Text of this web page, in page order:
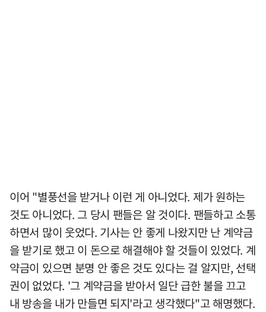
이어 "별풍선을 받거나 이런 게 아니었다. 제가 원하는
것도 아니었다. 그 당시 팬들은 알 것이다. 팬들하고 소통
하면서 많이 웃었다. 기사는 안 좋게 나왔지만 난 계약금
을 받기로 했고 이 돈으로 해결해야 할 것들이 있었다. 계
약금이 있으면 분명 안 좋은 것도 있다는 걸 알지만, 선택
권이 없었다. '그 계약금을 받아서 일단 급한 불을 끄고
내 방송을 내가 만들면 되지'라고 생각했다"고 해명했다.